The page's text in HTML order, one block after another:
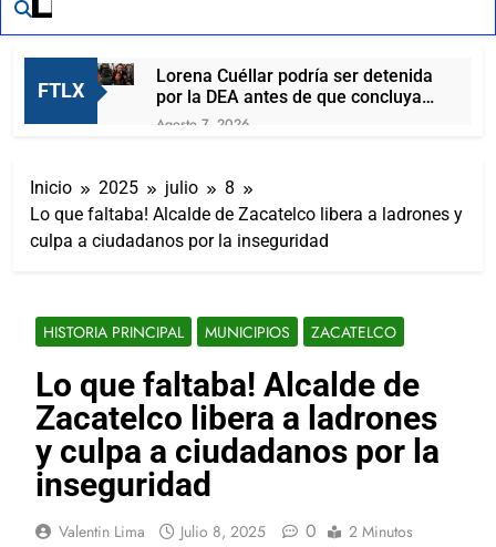
FTLX
Lorena Cuéllar podría ser detenida
por la DEA antes de que concluya
su mandato
Agosto 7, 2026
Agosto 7, 2026
Ganadero se contagia de gusano
barrenador; las autoridades al
Rehabilitación De La Cancha Blas
«Charro» Carvajal, Obra Impulsada
Agosto 6, 2026
Invita Ayuntamiento de San Pablo
del Monte a la Feria de la Salud
este 8 de agosto
Agosto 6, 2026
El respaldo ciudadano fortalece a
Ana Lilia Rivera frente a la guerra
sucia
Agosto 6, 2026
Materia La Queja Contra Homero
Inicio 2025 julio
8
Lo que faltaba! Alcalde de Zacatelco libera a ladrones y
culpa a ciudadanos por la inseguridad
HISTORIA PRINCIPAL MUNICIPIOS ZACATELCO
Lo que faltaba! Alcalde de
Zacatelco libera a ladrones
y culpa a ciudadanos por la
inseguridad
Valentin Lima Julio 8, 2025 0 2 Minutos